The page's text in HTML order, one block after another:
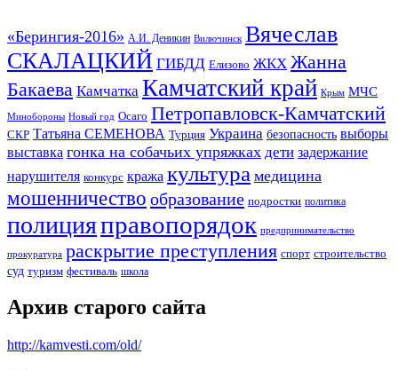
«Берингия-2016» А.И. Деникин Вилючинск Вячеслав
СКАЛАЦКИЙ ГИБДД Елизово ЖКХ Жанна
Бакаева Камчатка Камчатский край Крым МЧС
Минобороны Новый год Осаго Петропавловск-Камчатский
СКР Татьяна СЕМЕНОВА Турция Украина безопасность выборы
выставка гонка на собачьих упряжках дети задержание
нарушителя конкурс кража культура медицина
мошенничество образование подростки политика
полицияправопорядок предпринимательство
прокуратура раскрытие преступления спорт строительство
суд туризм фестиваль школа
Архив старого сайта
http://kamvesti.com/old/